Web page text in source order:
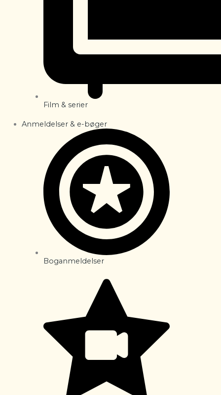
Film & serier
Anmeldelser & e-bøger
Boganmeldelser